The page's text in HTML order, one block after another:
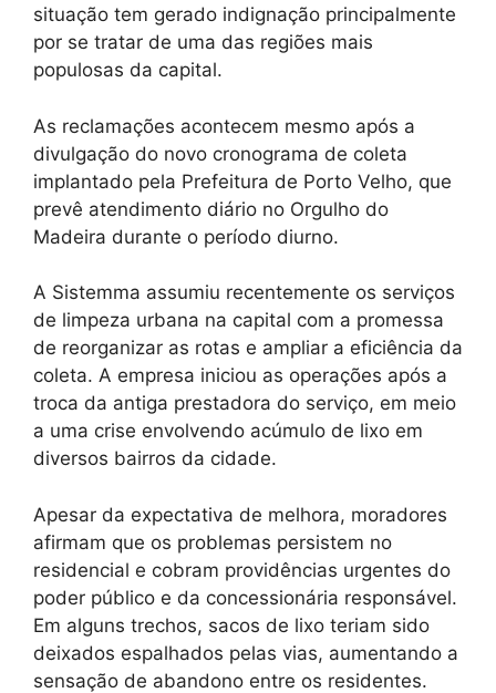
situação tem gerado indignação principalmente
por se tratar de uma das regiões mais
populosas da capital.
As reclamações acontecem mesmo após a
divulgação do novo cronograma de coleta
implantado pela Prefeitura de Porto Velho, que
prevê atendimento diário no Orgulho do
Madeira durante o período diurno.
A Sistemma assumiu recentemente os serviços
de limpeza urbana na capital com a promessa
de reorganizar as rotas e ampliar a eficiência da
coleta. A empresa iniciou as operações após a
troca da antiga prestadora do serviço, em meio
a uma crise envolvendo acúmulo de lixo em
diversos bairros da cidade.
Apesar da expectativa de melhora, moradores
afirmam que os problemas persistem no
residencial e cobram providências urgentes do
poder público e da concessionária responsável.
Em alguns trechos, sacos de lixo teriam sido
deixados espalhados pelas vias, aumentando a
sensação de abandono entre os residentes.